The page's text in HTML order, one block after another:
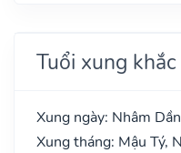
Tuổi xung
Xung ngày: Nhâm
Xung tháng: Mậu Tý,